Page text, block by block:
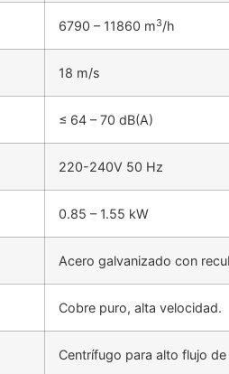
6790 – 11860 m3/h
18 m/s
≤ 64 – 70 dB(A)
220-240V 50 Hz
0.85 – 1.55 kW
Acero galvanizado con
Cobre puro, alta velocidad.
Centrífugo para alto flujo de